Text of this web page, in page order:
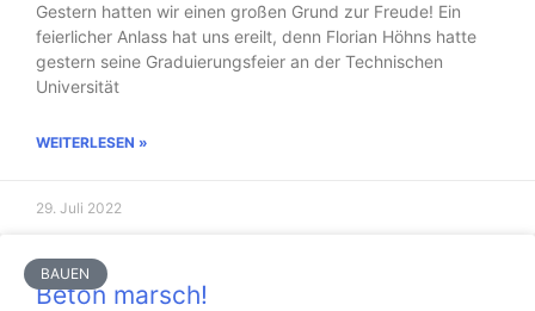
Gestern hatten wir einen großen Grund zur Freude! Ein
feierlicher Anlass hat uns ereilt, denn Florian Höhns hatte
gestern seine Graduierungsfeier an der Technischen
Universität
WEITERLESEN »
29. Juli 2022
BAUEN
Beton marsch!